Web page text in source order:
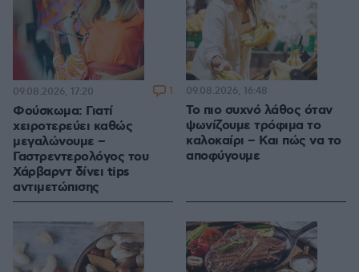
Φούσκωμα: Γιατί
χειροτερεύει καθώς
μεγαλώνουμε –
Γαστρεντερολόγος του
Χάρβαρντ δίνει tips
αντιμετώπισης
09.08.2026, 17:20 1
Το πιο συχνό λάθος όταν
ψωνίζουμε τρόφιμα το
καλοκαίρι – Και πώς να το
αποφύγουμε
09.08.2026, 16:48